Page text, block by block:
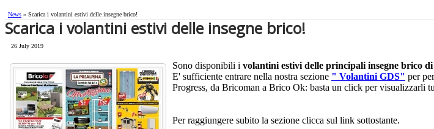
News » Scarica i volantini estivi delle insegne brico!
Scarica i volantini estivi delle insegne brico!
26 July 2019
Sono disponibili i volantini estivi delle principali insegne brico
E' sufficiente entrare nella nostra sezione " Volantini GDS" per
Progress, da Bricoman a Brico Ok: basta un click per visualizzarli
Per raggiungere subito la sezione clicca sul link sottostante.